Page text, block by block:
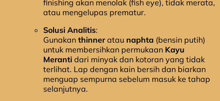
finishing akan menolak (fish eye), tidak merata,
atau mengelupas prematur.
Solusi Analitis:
Gunakan thinneratau naphta (bensin putih)
untuk membersihkan permukaan Kayu
Meranti dari minyak dan kotoran yang tidak
terlihat. Lap dengan kain bersih dan biarkan
menguap sempurna sebelum masuk ke tahap
selanjutnya.